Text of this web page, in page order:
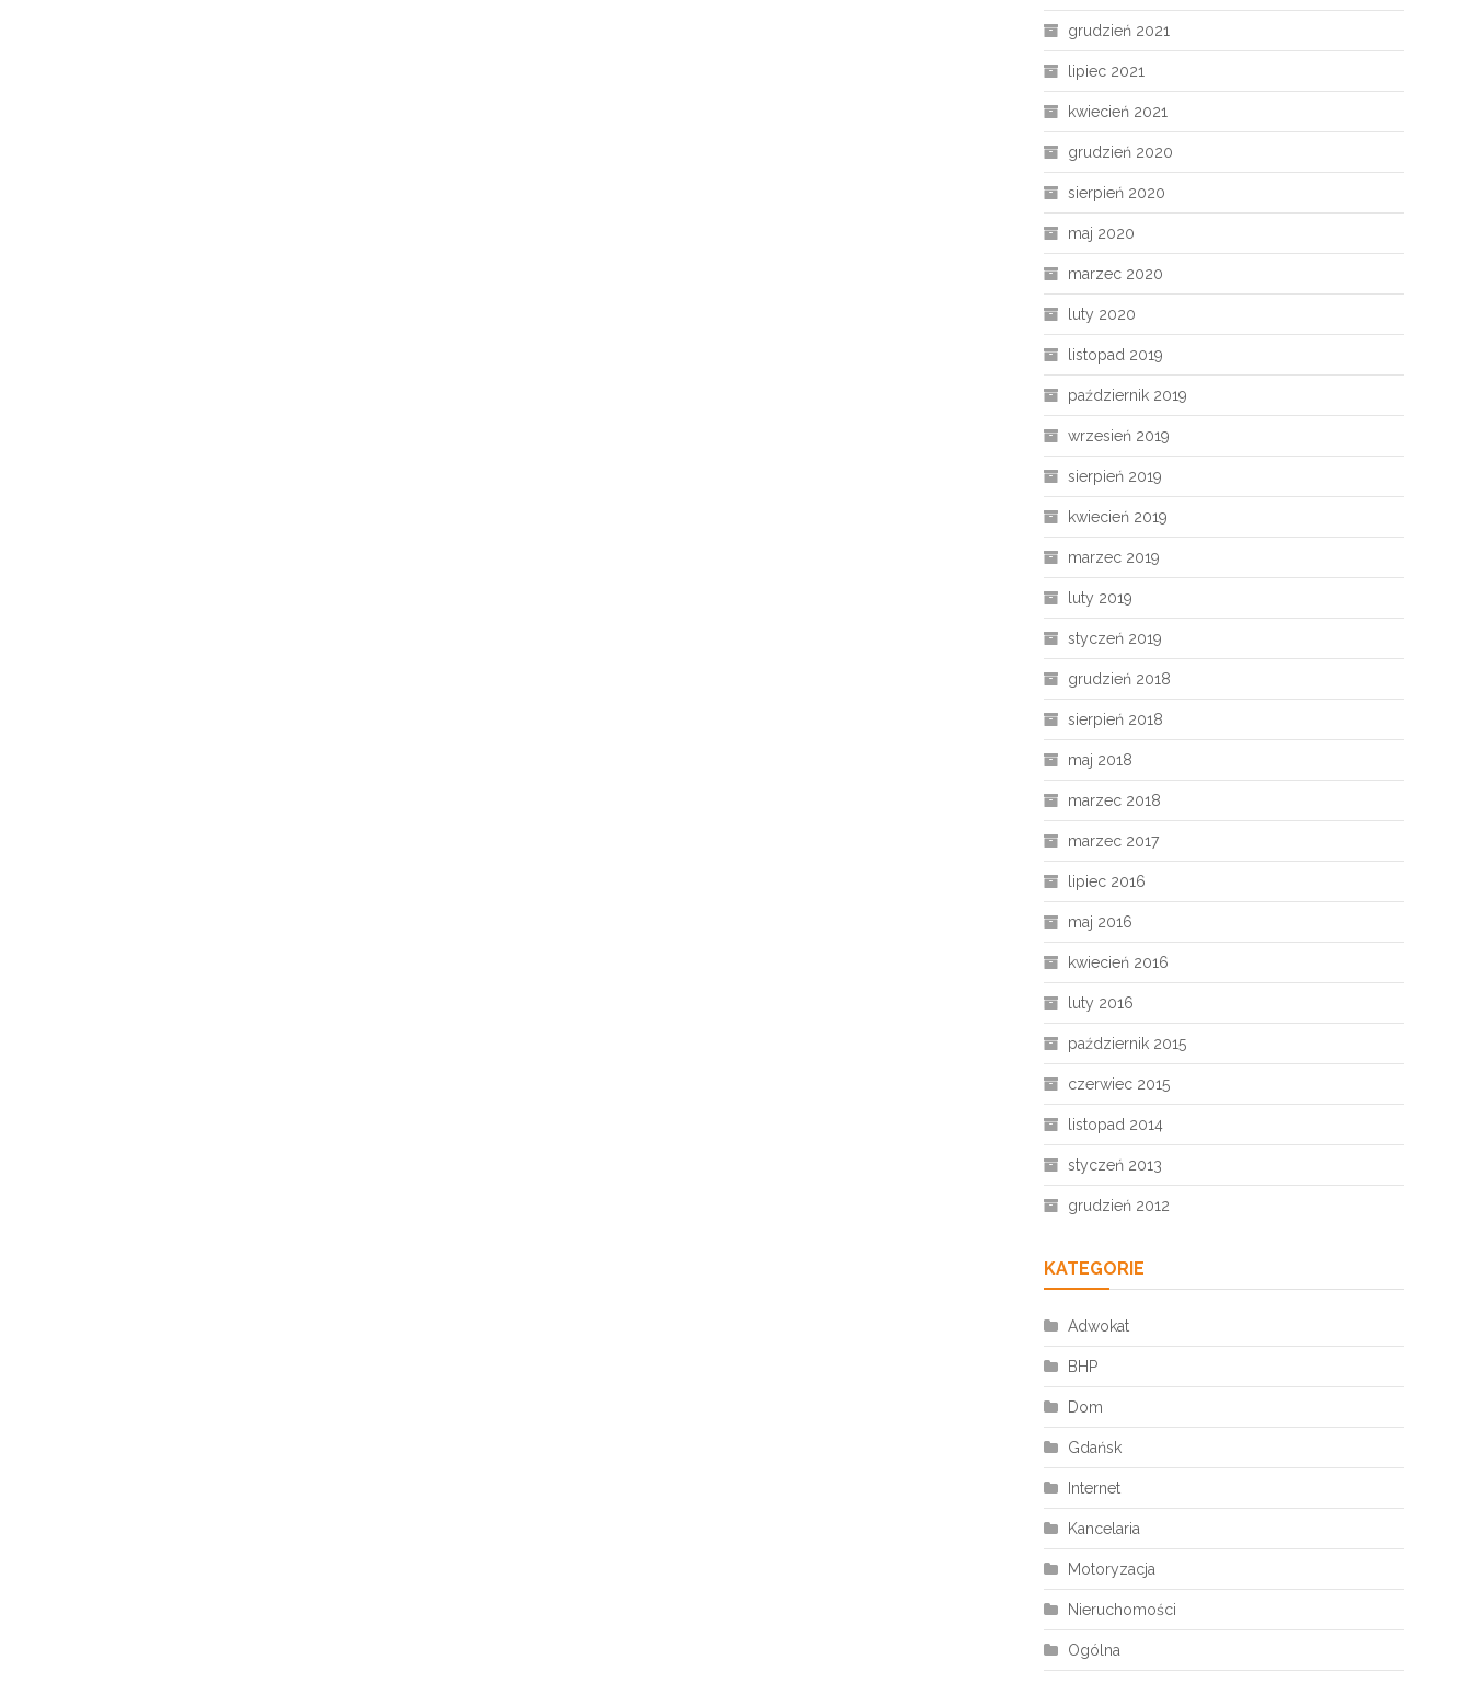
grudzień 2021
lipiec 2021
kwiecień 2021
grudzień 2020
sierpień 2020
maj 2020
marzec 2020
luty 2020
listopad 2019
październik 2019
wrzesień 2019
sierpień 2019
kwiecień 2019
marzec 2019
luty 2019
styczeń 2019
grudzień 2018
sierpień 2018
maj 2018
marzec 2018
marzec 2017
lipiec 2016
maj 2016
kwiecień 2016
luty 2016
październik 2015
czerwiec 2015
listopad 2014
styczeń 2013
grudzień 2012
KATEGORIE
Adwokat
BHP
Dom
Gdańsk
Internet
Kancelaria
Motoryzacja
Nieruchomości
Ogólna